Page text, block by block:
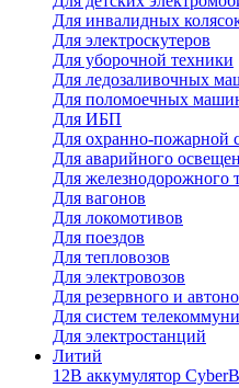
Для инвалидных
Для электроскутеров
Для уборочной техники
Для ледозаливочных
Для поломоечных
Для ИБП
Для охранно-пожарной
Для аварийного
Для железнодорожного
Для вагонов
Для локомотивов
Для поездов
Для тепловозов
Для электровозов
Для резервного и
Для систем
Для электростанций
Литий
12В аккумулятор